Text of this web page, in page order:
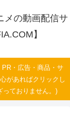
メの動画配信サ
】
PR・広告・商品・サ
があればクリックし
っておりません。)